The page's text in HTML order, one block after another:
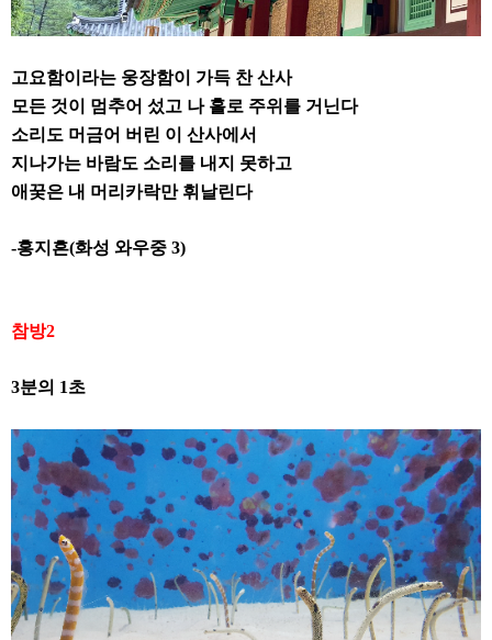
고요함이라는 웅장함이 가득 찬 산사
모든 것이 멈추어 섰고 나 홀로 주위를 거닌다
소리도 머금어 버린 이 산사에서
지나가는 바람도 소리를 내지 못하고
애꿎은 내 머리카락만 휘날린다
-홍지흔(화성 와우중 3)
참방2
3분의 1초